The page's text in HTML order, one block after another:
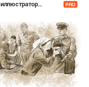
иллюстратор
PRO